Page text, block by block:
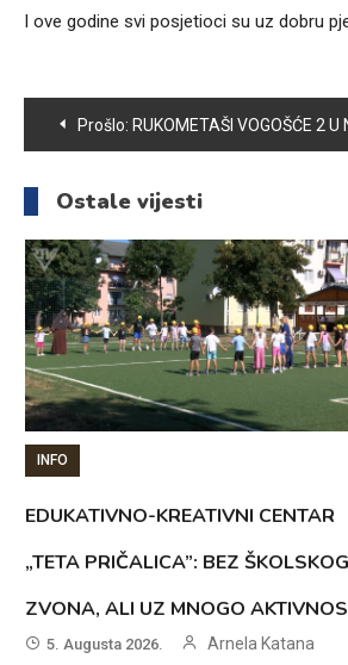
I ove godine svi posjetioci su uz dobru
Navigacija
članaka
Prošlo: RUKOMETAŠI VOGOŠĆE 2 U NEIZVJESNOJ
Ostale vijesti
INFO
EDUKATIVNO-KREATIVNI CENTAR
„TETA PRIČALICA”: BEZ ŠKOLSKOG
ZVONA, ALI UZ MNOGO
5. Augusta 2026. Arnela Katana